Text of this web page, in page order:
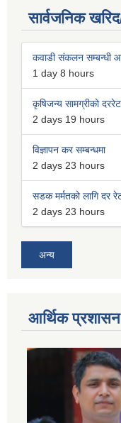
सार्वजनिक
कवाडी संकलन सम्बन्धी
1 day 8 hours
कृषिजन्य सामग्रीको
2 days 19 hours
विज्ञापन कर सम्बन्धमा
2 days 23 hours
सडक मर्मतको लागि दर
2 days 23 hours
अन्य
आर्थिक